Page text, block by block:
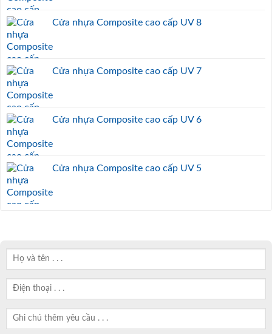
Cửa nhựa Composite cao cấp UV 8
Cửa nhựa Composite cao cấp UV 7
Cửa nhựa Composite cao cấp UV 6
Cửa nhựa Composite cao cấp UV 5